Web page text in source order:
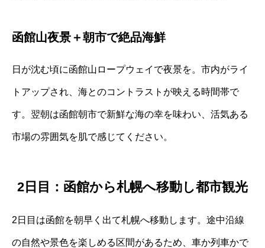
函館山夜景＋朝市で絶品海鮮
日が沈む頃に函館山ロープウェイで夜景を。市内がライ
トアップされ、海とのコントラストが映える時間帯で
す。翌朝は函館朝市で新鮮な海の幸を味わい、活気ある
市場の雰囲気を肌で感じてください。
2日目：函館から札幌へ移動し都市観光
2日目は函館を朝早く出て札幌へ移動します。途中沿線
の自然や景色を楽しめる区間があるため、車か列車かで